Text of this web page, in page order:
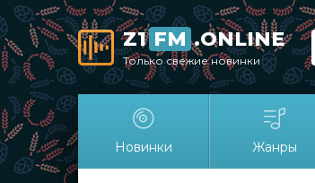
Z1 FM .ONLINE
Только свежие новинки
Новинки Жанры